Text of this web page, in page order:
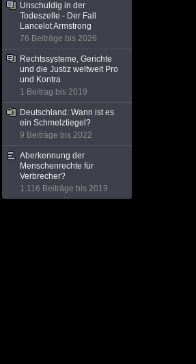
Unschuldig in der
Todeszelle - Der Fall
Lancelot Armstrong
76 Beiträge bis 2026
Rechtssysteme, Gerichte
und die Justiz weltweit Pro
und Kontra
1 Beitrag bis 2019
Deutschland: Wann ist es
ein Schmelztiegel?
9 Beiträge bis 2022
Aberkennung der
Menschenrechte für
Verbrecher?
1.116 Beiträge bis 2019